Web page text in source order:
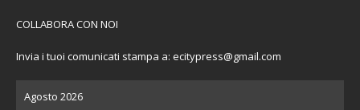
COLLABORA CON NOI
Invia i tuoi comunicati stampa a: ecitypress@gmail.com
Agosto 2026